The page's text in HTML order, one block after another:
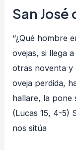
San
“¿Qué hombre
ovejas, si llega
otras noventa y
oveja perdida,
hallare, la pone
(Lucas 15, 4-5)
nos sitúa